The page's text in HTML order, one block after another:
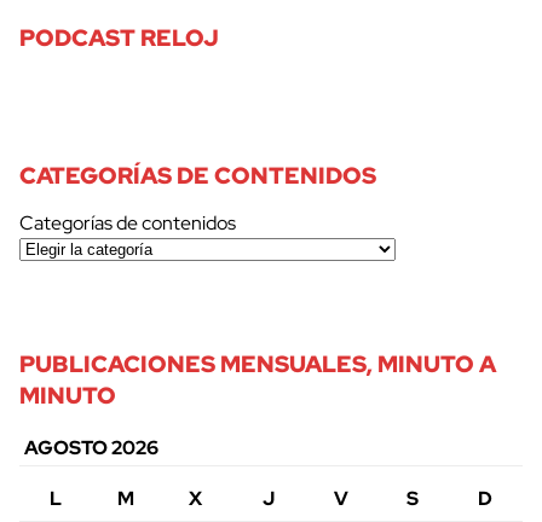
PODCAST RELOJ
CATEGORÍAS DE CONTENIDOS
Categorías de contenidos
PUBLICACIONES MENSUALES, MINUTO A
MINUTO
AGOSTO 2026
L
M X J V S D